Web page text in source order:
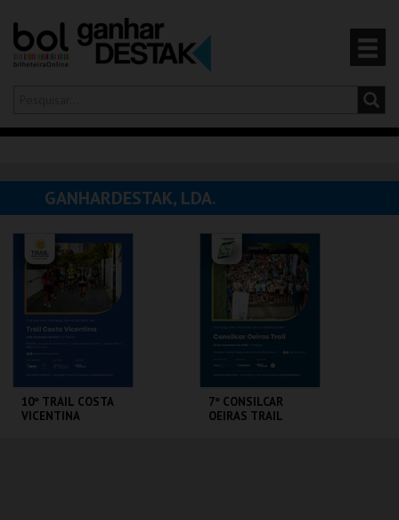
Olá,iniciar sessão
CARRINHO
EVENTOS
CARTÕES
PRODUTOS
GANHARDESTAK, LDA.
10º TRAIL COSTA
VICENTINA
7º CONSILCAR
OEIRAS TRAIL